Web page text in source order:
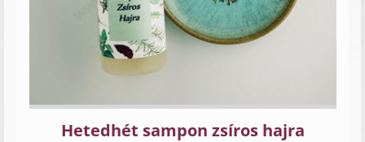
Hetedhét sampon zsíros hajra